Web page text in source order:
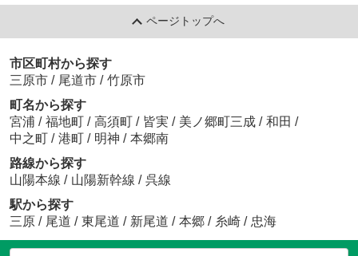
ページトップへ
市区町村から探す
三原市 / 尾道市 / 竹原市
町名から探す
宮浦 / 福地町 / 高須町 / 皆実 / 美ノ郷町三成 / 和田 /
中之町 / 港町 / 明神 / 本郷南
路線から探す
山陽本線 / 山陽新幹線 / 呉線
駅から探す
三原 / 尾道 / 東尾道 / 新尾道 / 本郷 / 糸崎 / 忠海